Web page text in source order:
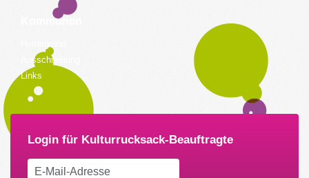
Kommunen
Ausschreibung
Links